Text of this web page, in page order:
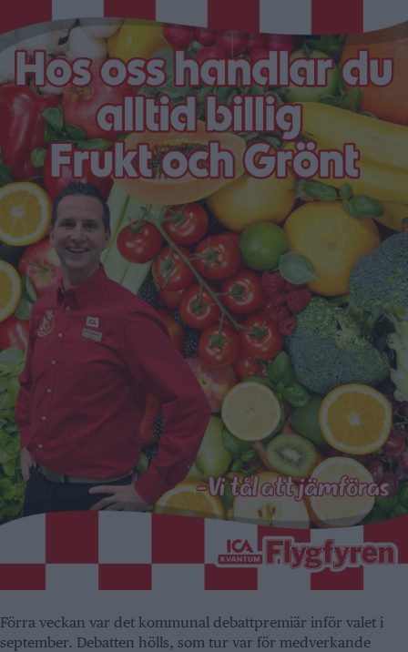
Förra veckan var det kommunal debattpremiär inför valet i
september. Debatten hölls, som tur var för medverkande